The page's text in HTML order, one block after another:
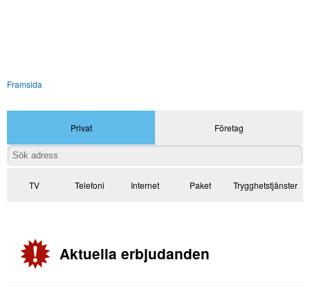
Framsida
Privat Företag
TV Telefoni Internet Paket Trygghetstjänster
Aktuella erbjudanden